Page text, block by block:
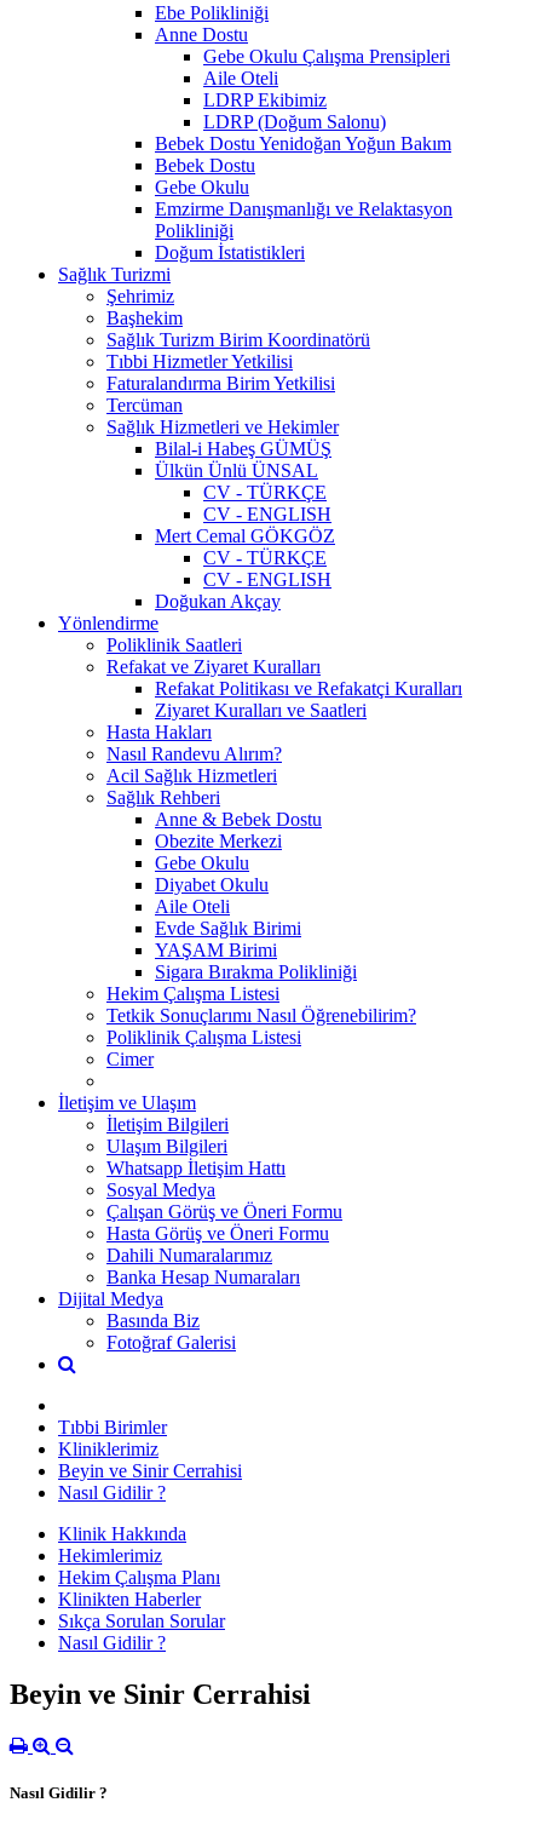
Ebe Polikliniği
Anne Dostu
Gebe Okulu Çalışma Prensipleri
Aile Oteli
LDRP Ekibimiz
LDRP (Doğum Salonu)
Bebek Dostu Yenidoğan Yoğun Bakım
Bebek Dostu
​Gebe Okulu
Emzirme Danışmanlığı ve Relaktasyon
Polikliniği
Doğum İstatistikleri
Sağlık Turizmi
Şehrimiz
Başhekim
Sağlık Turizm Birim Koordinatörü
Tıbbi Hizmetler Yetkilisi
Faturalandırma Birim Yetkilisi
Tercüman
Sağlık Hizmetleri ve Hekimler
Bilal-i Habeş GÜMÜŞ
Ülkün Ünlü ÜNSAL
CV - TÜRKÇE
CV - ENGLISH
Mert Cemal GÖKGÖZ
CV - TÜRKÇE
CV - ENGLISH
Doğukan Akçay
Yönlendirme
Poliklinik Saatleri
Refakat ve Ziyaret Kuralları
Refakat Politikası ve Refakatçi Kuralları
Ziyaret Kuralları ve Saatleri
Hasta Hakları
Nasıl Randevu Alırım?
Acil Sağlık Hizmetleri
Sağlık Rehberi
Anne & Bebek Dostu
Obezite Merkezi
Gebe Okulu
Diyabet Okulu
Aile Oteli
Evde Sağlık Birimi
YAŞAM Birimi
Sigara Bırakma Polikliniği
Hekim Çalışma Listesi
Tetkik Sonuçlarımı Nasıl Öğrenebilirim?
Poliklinik Çalışma Listesi
Cimer
İletişim ve Ulaşım
İletişim Bilgileri
Ulaşım Bilgileri
Whatsapp İletişim Hattı
Sosyal Medya
Çalışan Görüş ve Öneri Formu
Hasta Görüş ve Öneri Formu
Dahili Numaralarımız
Banka Hesap Numaraları
Dijital Medya
Basında Biz
Fotoğraf Galerisi
Tıbbi Birimler
Kliniklerimiz
Beyin ve Sinir Cerrahisi
Nasıl Gidilir ?
Klinik Hakkında
Hekimlerimiz
Hekim Çalışma Planı
Klinikten Haberler
Sıkça Sorulan Sorular
Nasıl Gidilir ?
Beyin ve Sinir Cerrahisi
Nasıl Gidilir ?